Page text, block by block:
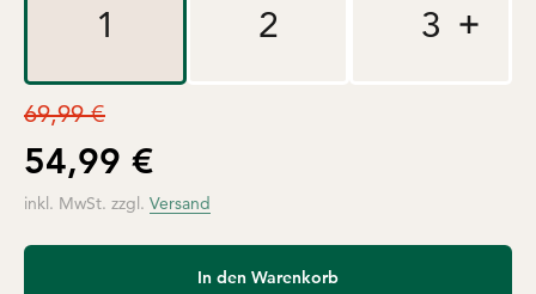
1 2 3
54,99 €
Regulärer Preis
69,99 €
inkl. MwSt. zzgl. Versand
In den Warenkorb